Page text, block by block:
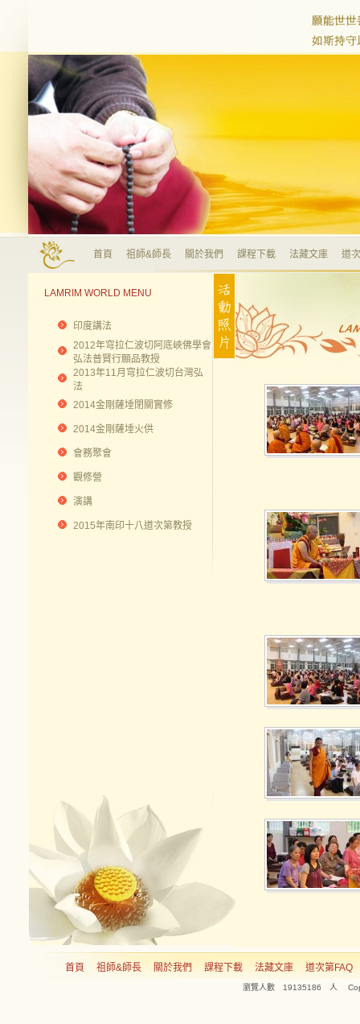
首頁 祖師&師長 關於我們 課程下載 法藏文庫 道
LAMRIM WORLD MENU
印度講法
2012年穹拉仁波切阿底峽佛學會
弘法普賢行願品教授
2013年11月穹拉仁波切台灣弘
法
2014金剛薩埵閉關實修
2014金剛薩埵火供
會務聚會
觀修營
演講
2015年南印十八道次第教授
首頁 祖師&師長 關於我們 課程下載 法藏文庫 道次第FAQ
瀏覽人數 19135186 人